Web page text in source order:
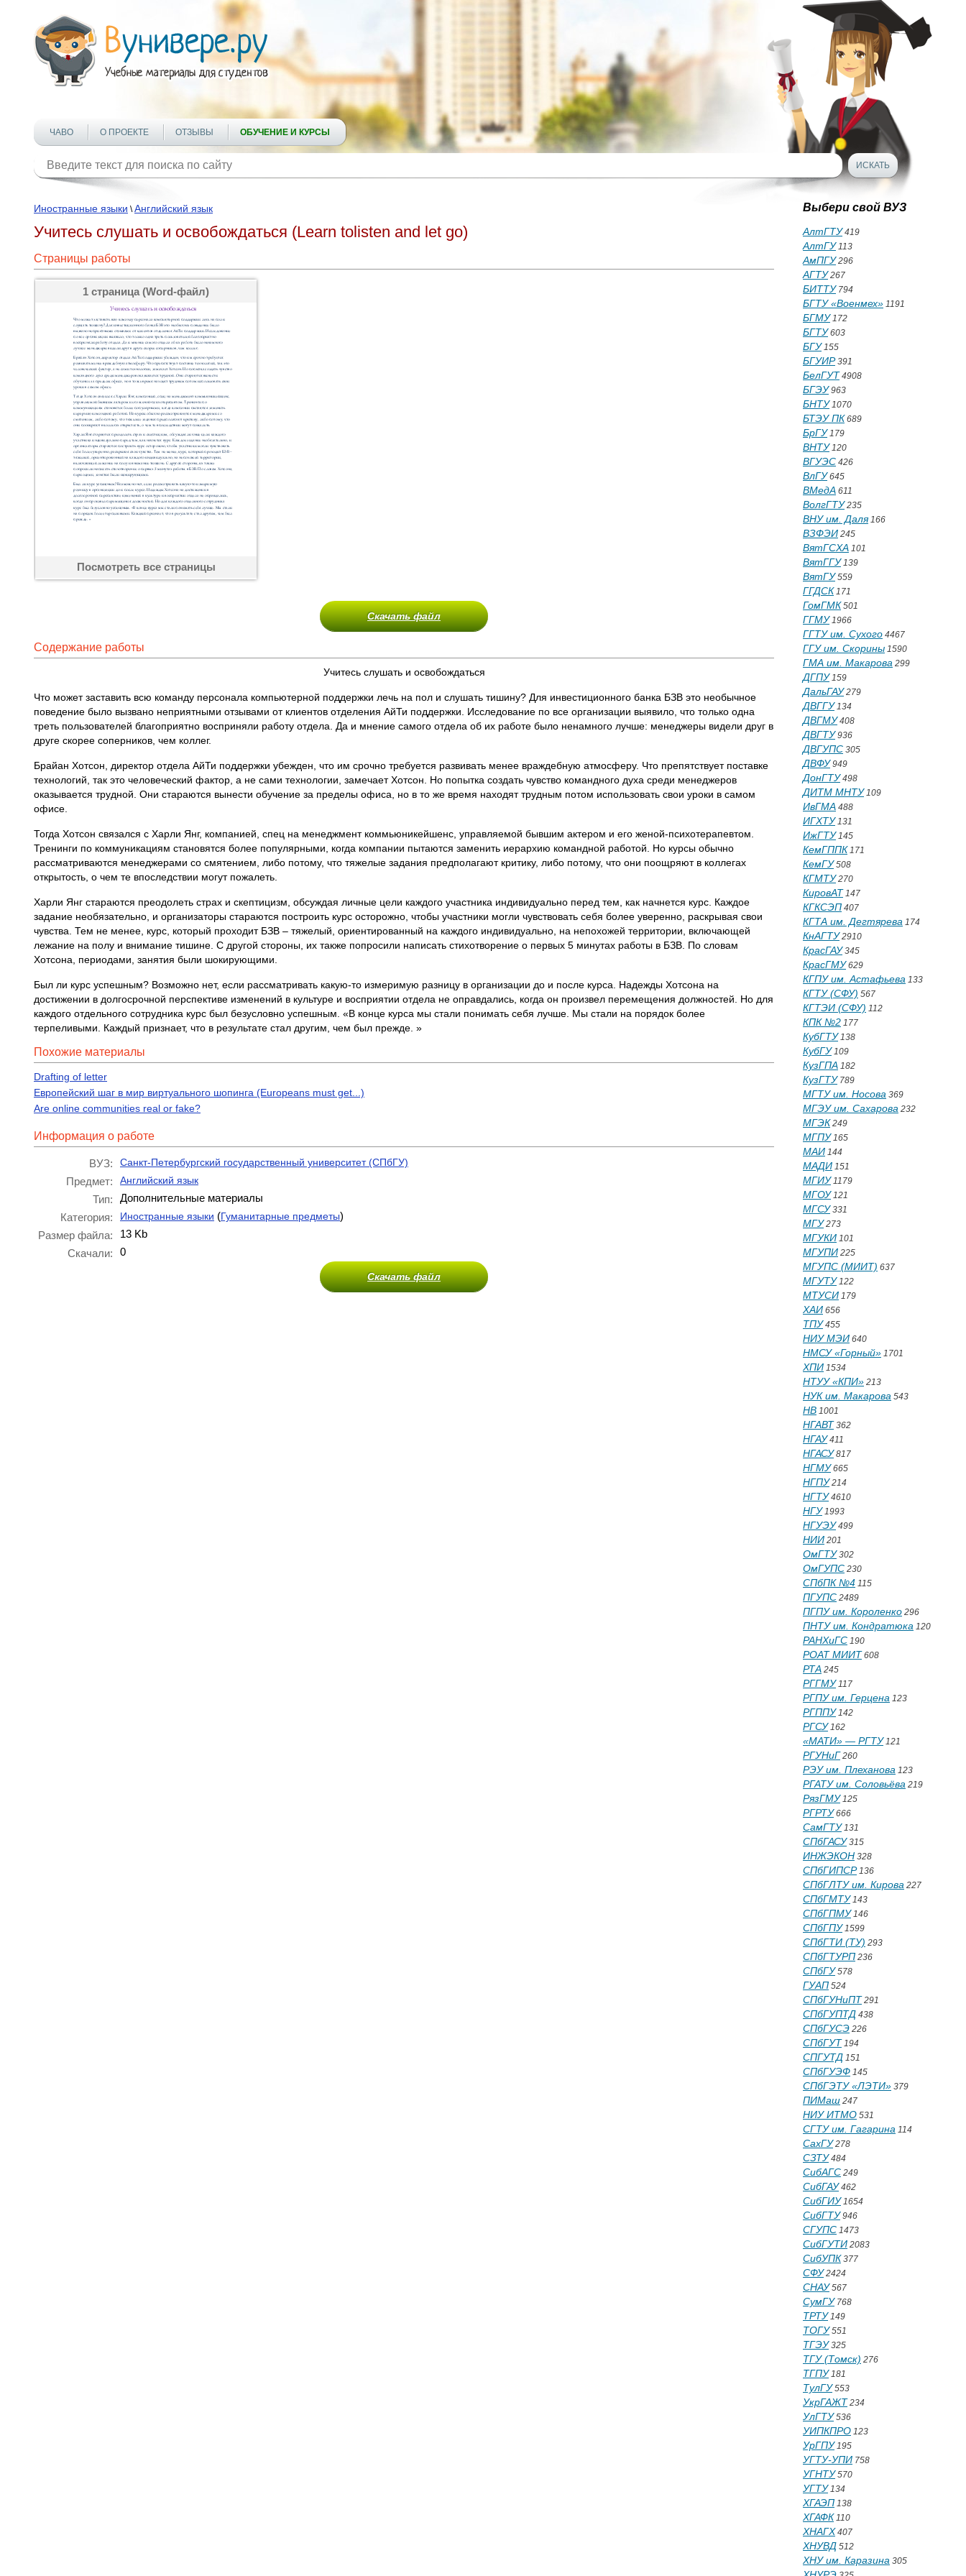
ЧАВО О ПРОЕКТЕ ОТЗЫВЫ ОБУЧЕНИЕ И КУРСЫ
Иностранные языки \Английский язык
Учитесь слушать и освобождаться (Learn tolisten and let go)
Страницы работы
1 страница (Word-файл)
Посмотреть все страницы
Скачать файл
Содержание работы
Учитесь слушать и освобождаться
Что может заставить всю команду персонала компьютерной поддержки лечь на пол и слушать тишину? Для инвестиционного банка БЗВ это необычное
поведение было вызвано неприятными отзывами от клиентов отделения АйТи поддержки. Исследование по все организации выявило, что только одна
треть пользователей благоприятно восприняли работу отдела. Да и мнение самого отдела об их работе было ненамного лучше: менеджеры видели друг в
друге скорее соперников, чем коллег.
Брайан Хотсон, директор отдела АйТи поддержки убежден, что им срочно требуется развивать менее враждебную атмосферу. Что препятствует поставке
технологий, так это человеческий фактор, а не сами технологии, замечает Хотсон. Но попытка создать чувство командного духа среди менеджеров
оказывается трудной. Они стараются вынести обучение за пределы офиса, но в то же время находят трудным потом использовать свои уроки в самом
офисе.
Тогда Хотсон связался с Харли Янг, компанией, спец на менеджмент коммьюникейшенс, управляемой бывшим актером и его женой-психотерапевтом.
Тренинги по коммуникациям становятся более популярными, когда компании пытаются заменить иерархию командной работой. Но курсы обычно
рассматриваются менеджерами со смятением, либо потому, что тяжелые задания предполагают критику, либо потому, что они поощряют в коллегах
открытость, о чем те впоследствии могут пожалеть.
Харли Янг стараются преодолеть страх и скептицизм, обсуждая личные цели каждого участника индивидуально перед тем, как начнется курс. Каждое
задание необязательно, и организаторы стараются построить курс осторожно, чтобы участники могли чувствовать себя более уверенно, раскрывая свои
чувства. Тем не менее, курс, который проходит БЗВ – тяжелый, ориентированный на каждого индивидуально, на непохожей территории, включающей
лежание на полу и внимание тишине. С другой стороны, их также попросили написать стихотворение о первых 5 минутах работы в БЗВ. По словам
Хотсона, периодами, занятия были шокирующими.
Был ли курс успешным? Возможно нет, если рассматривать какую-то измеримую разницу в организации до и после курса. Надежды Хотсона на
достижении в долгосрочной перспективе изменений в культуре и восприятии отдела не оправдались, когда он произвел перемещения должностей. Но для
каждого отдельного сотрудника курс был безусловно успешным. «В конце курса мы стали понимать себя лучше. Мы стали на порядок более
терпеливыми. Каждый признает, что в результате стал другим, чем был прежде. »
Похожие материалы
Drafting of letter
Европейский шаг в мир виртуального шопинга (Europeans must get...)
Are online communities real or fake?
Информация о работе
ВУЗ: Санкт-Петербургский государственный университет (СПбГУ)
Предмет: Английский язык
Тип:
Дополнительные материалы
Категория:
Иностранные языки (Гуманитарные предметы)
Размер файла:
13 Kb
Скачали:
0
Скачать файл
Выбери свой ВУЗ
АлтГТУ419
АлтГУ113
АмПГУ296
АГТУ267
БИТТУ794
БГТУ «Военмех» 1191
БГМУ172
БГТУ603
БГУ155
БГУИР391
БелГУТ 4908
БГЭУ963
БНТУ1070
БТЭУ ПК 689
БрГУ179
ВНТУ120
ВГУЭС 426
ВлГУ645
ВМедА 611
ВолгГТУ235
ВНУ им. Даля166
ВЗФЭИ 245
ВятГСХА 101
ВятГГУ139
ВятГУ559
ГГДСК 171
ГомГМК 501
ГГМУ1966
ГГТУ им. Сухого 4467
ГГУ им. Скорины 1590
ГМА им. Макарова 299
ДГПУ159
ДальГАУ279
ДВГГУ134
ДВГМУ408
ДВГТУ936
ДВГУПС 305
ДВФУ949
ДонГТУ498
ДИТМ МНТУ109
ИвГМА 488
ИГХТУ131
ИжГТУ145
КемГППК 171
КемГУ508
КГМТУ270
КировАТ 147
КГКСЭП 407
КГТА им. Дегтярева 174
КнАГТУ2910
КрасГАУ345
КрасГМУ629
КГПУ им. Астафьева 133
КГТУ (СФУ) 567
КГТЭИ (СФУ) 112
КПК №2 177
КубГТУ138
КубГУ109
КузГПА 182
КузГТУ789
МГТУ им. Носова 369
МГЭУ им. Сахарова 232
МГЭК 249
МГПУ165
МАИ 144
МАДИ 151
МГИУ1179
МГОУ121
МГСУ331
МГУ273
МГУКИ 101
МГУПИ 225
МГУПС (МИИТ) 637
МГУТУ122
МТУСИ 179
ХАИ 656
ТПУ455
НИУ МЭИ 640
НМСУ «Горный» 1701
ХПИ 1534
НТУУ «КПИ» 213
НУК им. Макарова 543
НВ 1001
НГАВТ 362
НГАУ411
НГАСУ817
НГМУ665
НГПУ214
НГТУ4610
НГУ1993
НГУЭУ499
НИИ 201
ОмГТУ302
ОмГУПС 230
СПбПК №4 115
ПГУПС 2489
ПГПУ им. Короленко 296
ПНТУ им. Кондратюка 120
РАНХиГС 190
РОАТ МИИТ 608
РТА 245
РГГМУ117
РГПУ им. Герцена 123
РГППУ142
РГСУ162
«МАТИ» — РГТУ121
РГУНиГ 260
РЭУ им. Плеханова 123
РГАТУ им. Соловьёва 219
РязГМУ125
РГРТУ666
СамГТУ131
СПбГАСУ315
ИНЖЭКОН 328
СПбГИПСР136
СПбГЛТУ им. Кирова 227
СПбГМТУ143
СПбГПМУ146
СПбГПУ1599
СПбГТИ (ТУ) 293
СПбГТУРП 236
СПбГУ578
ГУАП 524
СПбГУНиПТ 291
СПбГУПТД 438
СПбГУСЭ 226
СПбГУТ 194
СПГУТД 151
СПбГУЭФ 145
СПбГЭТУ «ЛЭТИ» 379
ПИМаш 247
НИУ ИТМО 531
СГТУ им. Гагарина 114
СахГУ278
СЗТУ484
СибАГС 249
СибГАУ462
СибГИУ1654
СибГТУ946
СГУПС 1473
СибГУТИ 2083
СибУПК 377
СФУ2424
СНАУ567
СумГУ768
ТРТУ149
ТОГУ551
ТГЭУ325
ТГУ (Томск) 276
ТГПУ181
ТулГУ553
УкрГАЖТ 234
УлГТУ536
УИПКПРО 123
УрГПУ195
УГТУ-УПИ 758
УГНТУ570
УГТУ134
ХГАЭП 138
ХГАФК 110
ХНАГХ 407
ХНУВД 512
ХНУ им. Каразина 305